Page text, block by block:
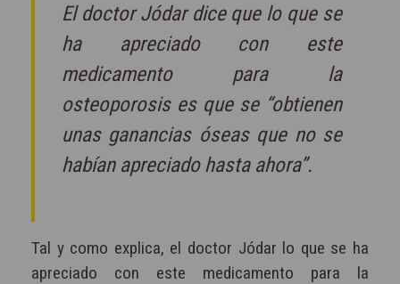
El doctor Jódar dice que lo que se
ha apreciado con este
medicamento para la
osteoporosis es que se “obtienen
unas ganancias óseas que no se
habían apreciado hasta ahora”.
Tal y como explica, el doctor Jódar lo que se ha
apreciado con este medicamento para la